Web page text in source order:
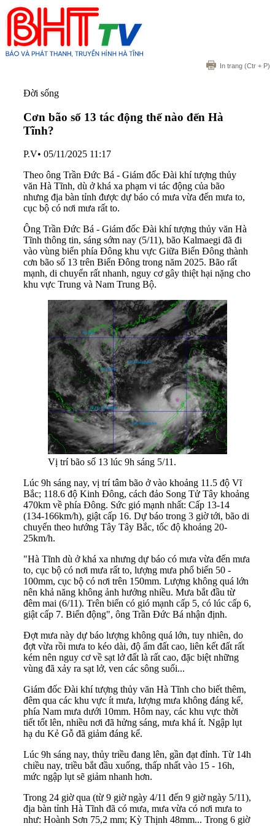
In trang (Ctr + P)
Đời sống
Cơn bão số 13 tác động thế nào đến Hà
Tĩnh?
P.V• 05/11/2025 11:17
Theo ông Trần Đức Bá - Giám đốc Đài khí tượng thủy
văn Hà Tĩnh, dù ở khá xa phạm vi tác động của bão
nhưng địa bàn tỉnh được dự báo có mưa vừa đến mưa to,
cục bộ có nơi mưa rất to.
Ông Trần Đức Bá - Giám đốc Đài khí tượng thủy văn Hà
Tĩnh thông tin, sáng sớm nay (5/11), bão Kalmaegi đã đi
vào vùng biển phía Đông khu vực Giữa Biển Đông thành
cơn bão số 13 trên Biển Đông trong năm 2025. Bão rất
mạnh, di chuyển rất nhanh, nguy cơ gây thiệt hại nặng cho
khu vực Trung và Nam Trung Bộ.
Vị trí bão số 13 lúc 9h sáng 5/11.
Lúc 9h sáng nay, vị trí tâm bão ở vào khoảng 11.5 độ Vĩ
Bắc; 118.6 độ Kinh Đông, cách đảo Song Tử Tây khoảng
470km về phía Đông. Sức gió mạnh nhất: Cấp 13-14
(134-166km/h), giật cấp 16. Dự báo trong 3 giờ tới, bão di
chuyển theo hướng Tây Tây Bắc, tốc độ khoảng 20-
25km/h.
"Hà Tĩnh dù ở khá xa nhưng dự báo có mưa vừa đến mưa
to, cục bộ có nơi mưa rất to, lượng mưa phổ biến 50 -
100mm, cục bộ có nơi trên 150mm. Lượng không quá lớn
nên khả năng không ảnh hưởng nhiều. Mưa bắt đầu từ
đêm mai (6/11). Trên biển có gió mạnh cấp 5, có lúc cấp 6,
giật cấp 7. Biển động", ông Trần Đức Bá nhận định.
Đợt mưa này dự báo lượng không quá lớn, tuy nhiên, do
đợt vừa rồi mưa to kéo dài, độ ẩm đất cao, liên kết đất rất
kém nên nguy cơ về sạt lở đất là rất cao, đặc biệt những
vùng đã xảy ra sạt lở, ven các sông suối...
Giám đốc Đài khí tượng thủy văn Hà Tĩnh cho biết thêm,
đêm qua các khu vực ít mưa, lượng mưa không đáng kể,
phía Nam mưa dưới 10mm. Hôm nay, các khu vực thời
tiết tốt lên, nhiều nơi đã hửng sáng, mưa khá ít. Ngập lụt
hạ du Kẻ Gỗ đã giảm đáng kể.
Lúc 9h sáng nay, thủy triều đang lên, gần đạt đỉnh. Từ 14h
chiều nay, triều bắt đầu xuống, thấp nhất vào 15 - 16h,
mức ngập lụt sẽ giảm nhanh hơn.
Trong 24 giờ qua (từ 9 giờ ngày 4/11 đến 9 giờ ngày 5/11),
địa bàn tỉnh Hà Tĩnh đã có mưa, mưa vừa có nơi mưa to
như: Hoành Sơn 75,2 mm; Kỳ Thịnh 48mm... Trong 6 giờ